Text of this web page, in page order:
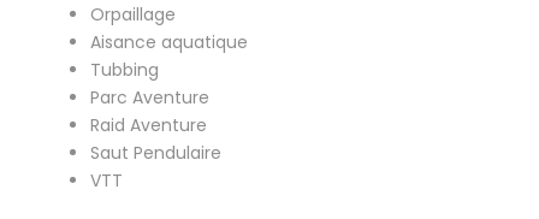
Orpaillage
Aisance aquatique
Tubbing
Parc Aventure
Raid Aventure
Saut Pendulaire
VTT